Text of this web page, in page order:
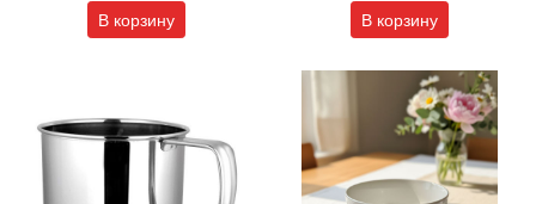
В корзину В корзину